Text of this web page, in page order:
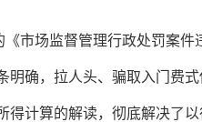
市场监督管理行政处罚案
明确，拉人头、骗取入门费
得计算的解读，彻底解决了